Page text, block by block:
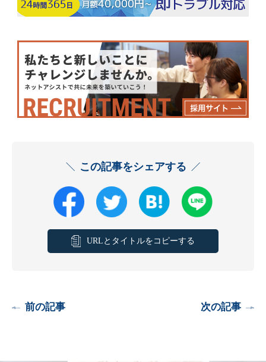
この記事をシェアする
URLとタイトルをコピーする
前の記事 次の記事